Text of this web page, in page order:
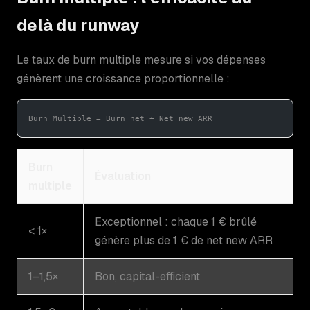
delà du runway
Le taux de burn multiple mesure si vos dépenses
génèrent une croissance proportionnelle :
Burn Multiple = Burn net ÷ Net new ARR
< 1×
Exceptionnel : chaque 1 € brûlé
génère plus de 1 € de net new ARR
1–1,5× Bon, capital-efficient